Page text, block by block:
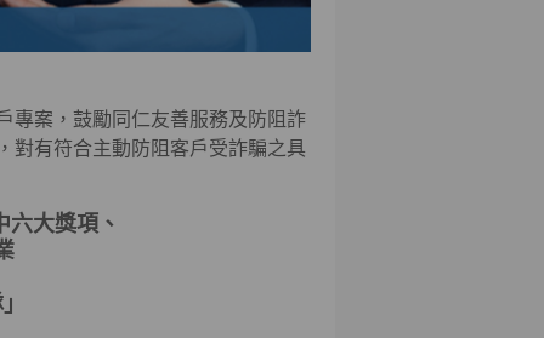
專案，鼓勵同仁友善服務及防阻詐
對有符合主動防阻客戶受詐騙之具
大獎項、